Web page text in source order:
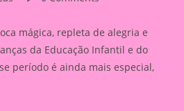
mágica, repleta de alegria e
da Educação Infantil e do
período é ainda mais especial,